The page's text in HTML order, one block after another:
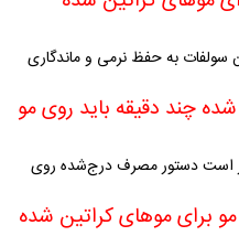
سولفات به حفظ نرمی و ماندگاری
چند دقیقه باید روی مو
اما بهتر است دستور مصرف درج‌شده روی
برای موهای کراتین شده